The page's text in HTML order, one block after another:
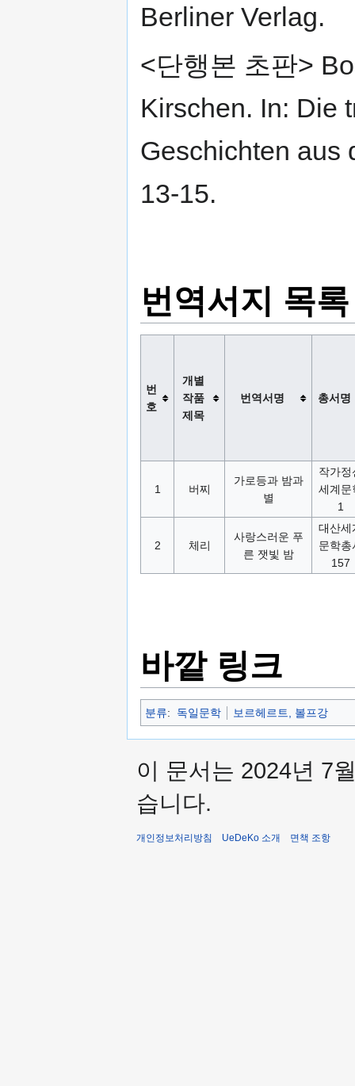
Berliner Verlag.
<단행본 초판>
Kirschen. In: Die
Geschichten aus
13-15.
번역서지 목록
번
호
개별
작품
제목
번역서명 총서명
1 버찌
가로등과 밤과
별
작가정
세계문
1
2 체리
사랑스러운 푸
른 잿빛 밤
대산세
문학총
157
바깥 링크
분류: 독일문학 보르헤르트, 볼프강
이 문서는 2024년 7
습니다.
개인정보처리방침 UeDeKo 소개 면책 조항